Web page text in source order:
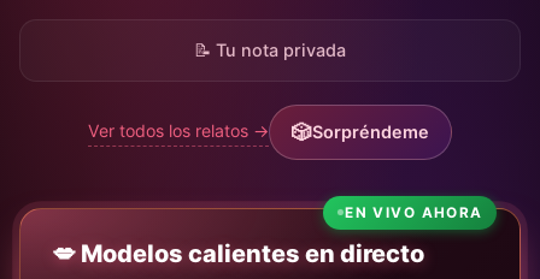
📝 Tu nota privada
Ver todos los relatos → Sorpréndeme
EN VIVO AHORA
💋 Modelos calientes en directo